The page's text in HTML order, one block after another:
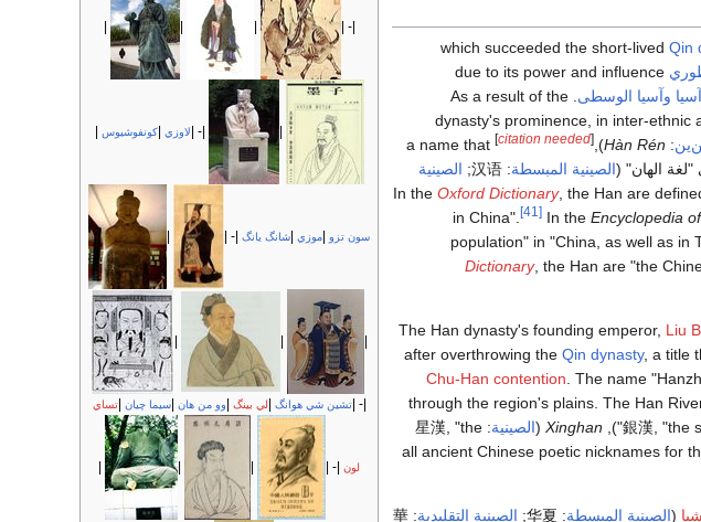
|- |
|
|
|
|
|- |لاوزي |كونفوشيوس |
سون تزو |موزي |شانگ يانگ |- |
|
|
|
|
|- |تشين شي هوانگ |لي بينگ |وو من هان |سيما چيان |تساي
لون |- |
|
|
|
Qin
due to its power and influence
وآسيا الوسطى . As a result of the
dynasty's prominence, in inter-ethnic
:
Hàn Rén
),
[
citation needed
]
a name that
الهان" (الصينية المبسطة:
汉语
; الصينية
Oxford Dictionary, the Han are
in China".
[41] In the Encyclopedia
population" in "China, as well as in
Dictionary, the Han are "the
The Han dynasty's founding emperor, Liu
after overthrowing the Qin dynasty, a title
Chu-Han contention. The name
through the region's plains. The Han
銀漢, "the
Xinghan
(الصينية:
星漢, "the
(الصينية المبسطة:
华夏
; الصينية التقليدية:
華